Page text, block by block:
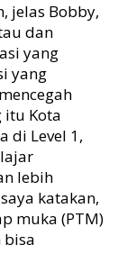
jelas Bobby,
dan
yang
yang
itu Kota
di Level 1,
lebih
katakan,
muka (PTM)
bisa